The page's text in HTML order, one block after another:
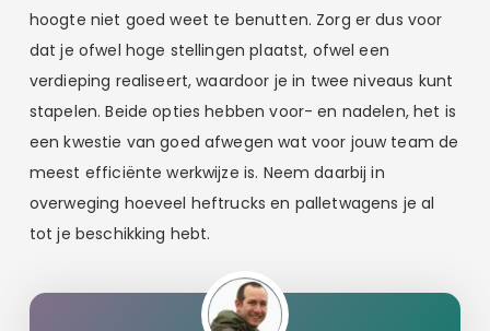
hoogte niet goed weet te benutten. Zorg er dus voor
dat je ofwel hoge stellingen plaatst, ofwel een
verdieping realiseert, waardoor je in twee niveaus kunt
stapelen. Beide opties hebben voor- en nadelen, het is
een kwestie van goed afwegen wat voor jouw team de
meest efficiënte werkwijze is. Neem daarbij in
overweging hoeveel heftrucks en palletwagens je al
tot je beschikking hebt.